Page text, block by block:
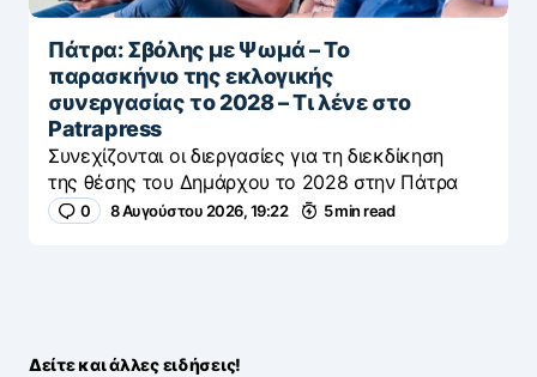
Πάτρα: Σβόλης με Ψωμά – Το
παρασκήνιο της εκλογικής
συνεργασίας το 2028 – Τι λένε στο
Patrapress
Συνεχίζονται οι διεργασίες για τη διεκδίκηση
της θέσης του Δημάρχου το 2028 στην Πάτρα
0 8 Αυγούστου 2026, 19:22 5 min read
Δείτε και άλλες ειδήσεις!